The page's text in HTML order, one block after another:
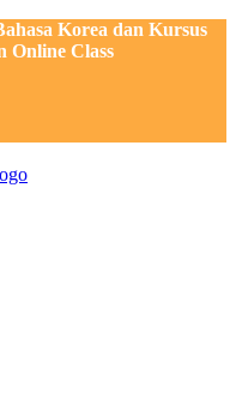
Korea dan Kursus
Online Class